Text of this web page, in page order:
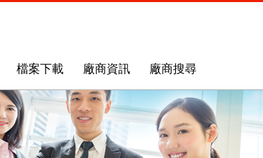
檔案下載 廠商資訊 廠商搜尋